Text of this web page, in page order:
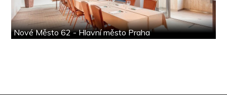
Nové Město 62 - Hlavní město Praha